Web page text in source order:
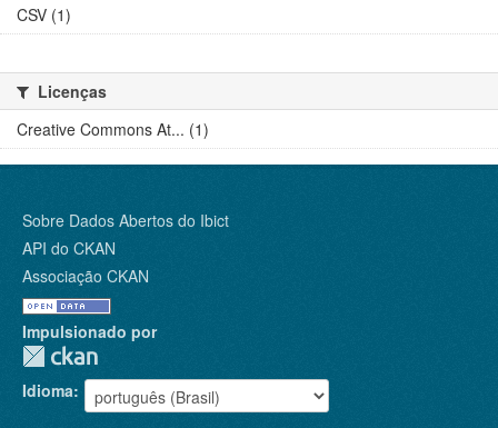
CSV (1)
Licenças
Creative Commons At... (1)
Sobre Dados Abertos do Ibict
API do CKAN
Associação CKAN
Impulsionado por
Idioma